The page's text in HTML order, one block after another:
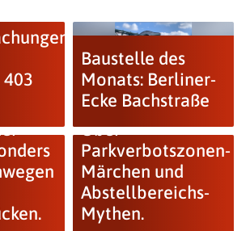
Baustelle des
Monats: Berliner-
Ecke Bachstraße
Über
Parkverbotszonen-
Märchen und
Abstellbereichs-
Mythen.